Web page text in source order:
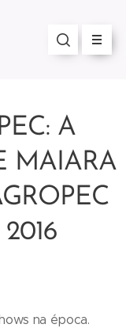
A
MAIARA
na época.